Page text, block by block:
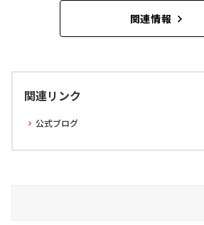
関連情報
関連リンク
公式ブログ